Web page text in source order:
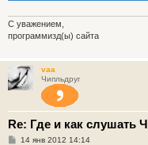
и
е
С уважением,
программизд(ы) сайта
vaa
Чипльдруг
Re: Где и как слушать
С14 янв 2012 14:14